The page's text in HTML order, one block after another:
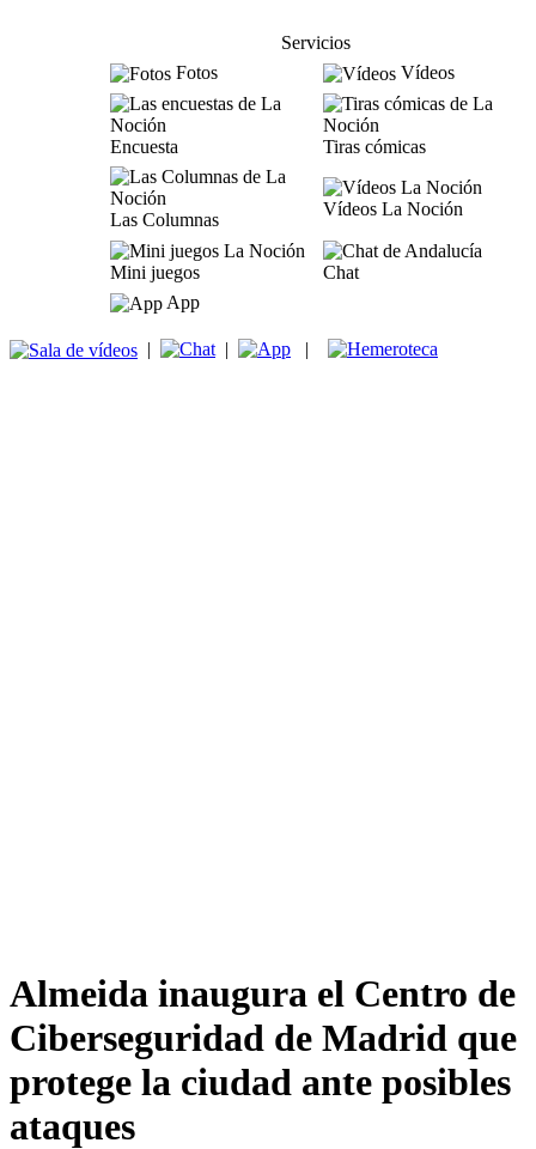
Servicios
Fotos
Vídeos
Encuesta Tiras cómicas
Las Columnas
Vídeos La Noción
Mini juegos
Chat
App
| | |
Almeida inaugura el Centro de
Ciberseguridad de Madrid que
protege la ciudad ante posibles
ataques